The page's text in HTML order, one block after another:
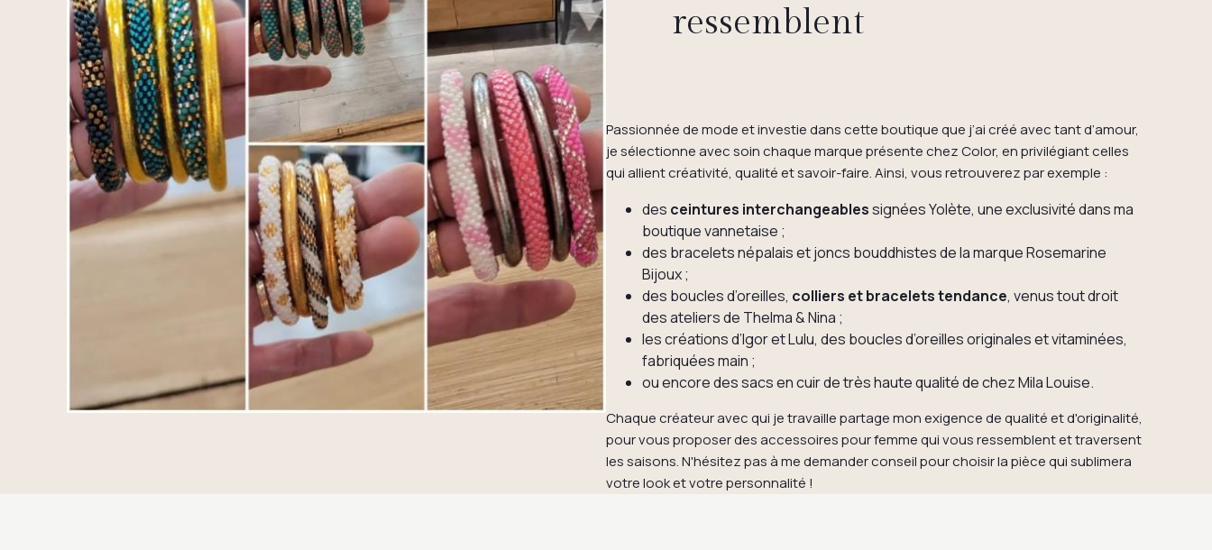
ressemblent
Passionnée de mode et investie dans cette boutique que j’ai créé avec tant d’amour,
je sélectionne avec soin chaque marque présente chez Color, en privilégiant celles
qui allient créativité, qualité et savoir-faire. Ainsi, vous retrouverez par exemple :
des ceintures interchangeablessignées Yolète, une exclusivité dans ma
boutique vannetaise ;
des bracelets népalais et joncs bouddhistes de la marque Rosemarine
Bijoux ;
des boucles d’oreilles, colliers et bracelets tendance, venus tout droit
des ateliers de Thelma & Nina ;
les créations d’Igor et Lulu, des boucles d’oreilles originales et vitaminées,
fabriquées main ;
ou encore des sacs en cuir de très haute qualité de chez Mila Louise.
Chaque créateur avec qui je travaille partage mon exigence de qualité et d'originalité,
pour vous proposer des accessoires pour femme qui vous ressemblent et traversent
les saisons. N'hésitez pas à me demander conseil pour choisir la pièce qui sublimera
votre look et votre personnalité !